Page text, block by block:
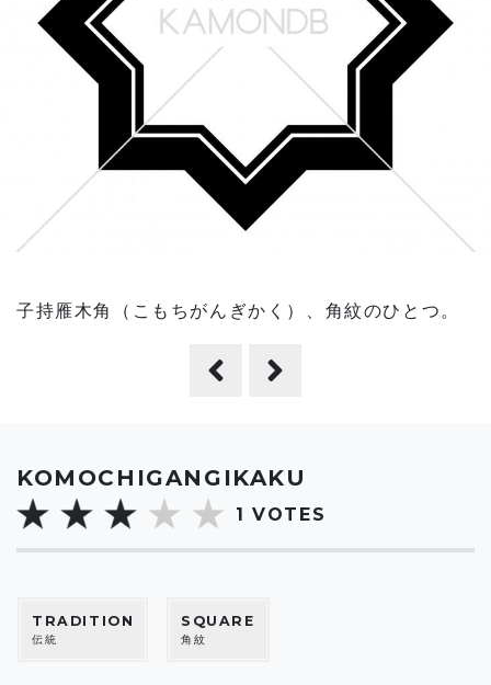
KOMOCHIGANGIKAKU
1 VOTES
TRADITION
伝統
SQUARE
角紋
子持雁木角（こもちがんぎかく）、角紋のひとつ。